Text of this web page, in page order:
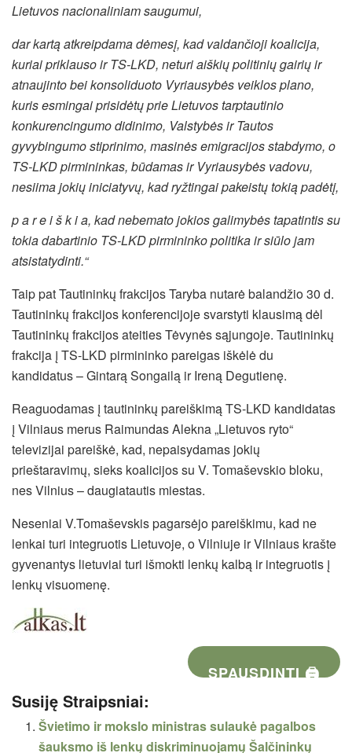
Lietuvos nacionaliniam saugumui,
dar kartą atkreipdama dėmesį, kad valdančioji koalicija,
kuriai priklauso ir TS-LKD, neturi aiškių politinių gairių ir
atnaujinto bei konsoliduoto Vyriausybės veiklos plano,
kuris esmingai prisidėtų prie Lietuvos tarptautinio
konkurencingumo didinimo, Valstybės ir Tautos
gyvybingumo stiprinimo, masinės emigracijos stabdymo, o
TS-LKD pirmininkas, būdamas ir Vyriausybės vadovu,
nesiima jokių iniciatyvų, kad ryžtingai pakeistų tokią padėtį,
p a r e i š k i a, kad nebemato jokios galimybės tapatintis su
tokia dabartinio TS-LKD pirmininko politika ir siūlo jam
atsistatydinti.“
Taip pat Tautininkų frakcijos Taryba nutarė balandžio 30 d.
Tautininkų frakcijos konferencijoje svarstyti klausimą dėl
Tautininkų frakcijos ateities Tėvynės sąjungoje. Tautininkų
frakcija į TS-LKD pirmininko pareigas iškėlė du
kandidatus – Gintarą Songailą ir Ireną Degutienę.
Reaguodamas į tautininkų pareiškimą TS-LKD kandidatas
į Vilniaus merus Raimundas Alekna „Lietuvos ryto“
televizijai pareiškė, kad, nepaisydamas jokių
prieštaravimų, sieks koalicijos su V. Tomaševskio bloku,
nes Vilnius – daugiatautis miestas.
Neseniai V.Tomaševskis pagarsėjo pareiškimu, kad ne
lenkai turi integruotis Lietuvoje, o Vilniuje ir Vilniaus krašte
gyvenantys lietuviai turi išmokti lenkų kalbą ir integruotis į
lenkų visuomenę.
SPAUSDINTI 🖨
Susiję Straipsniai:
Švietimo ir mokslo ministras sulaukė pagalbos
šauksmo iš lenkų diskriminuojamų Šalčininkų